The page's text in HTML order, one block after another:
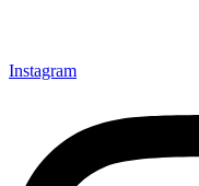
Instagram